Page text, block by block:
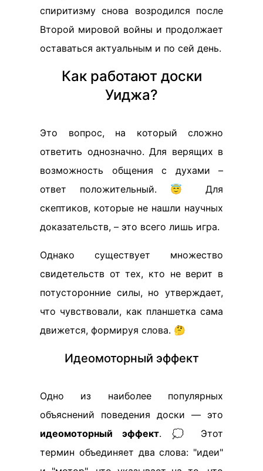
спиритизму снова возродился после
Второй мировой войны и продолжает
оставаться актуальным и по сей день.
Как работают доски
Уиджа?
Это вопрос, на который сложно
ответить однозначно. Для верящих в
возможность общения с духами –
ответ положительный. 😇 Для
скептиков, которые не нашли научных
доказательств, – это всего лишь игра.
Однако существует множество
свидетельств от тех, кто не верит в
потусторонние силы, но утверждает,
что чувствовали, как планшетка сама
движется, формируя слова. 🤔
Идеомоторный эффект
Одно из наиболее популярных
объяснений поведения доски — это
идеомоторный эффект. 💭 Этот
термин объединяет два слова: "идеи"